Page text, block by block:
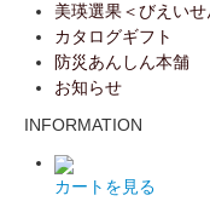
美瑛選果＜びえいせ
カタログギフト
防災あんしん本舗
お知らせ
INFORMATION
カートを見る